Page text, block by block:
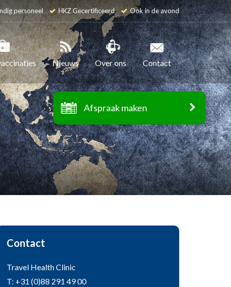
Afspraak maken
personeel HKZ Gecertificeerd Ook in de avond
Nieuws Over ons Contact
Contact
Travel Health Clinic
T: +31 (0)88 291 49 00